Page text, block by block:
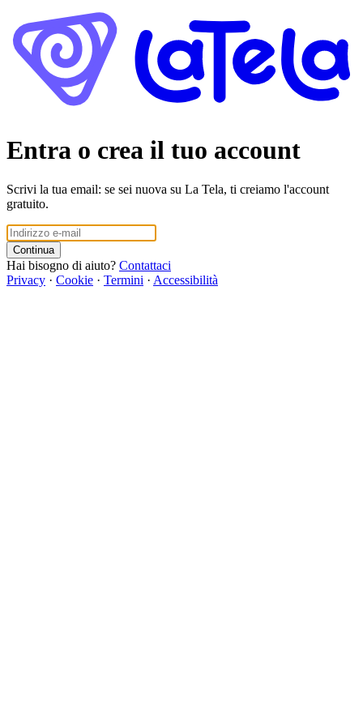
Entra o crea il tuo account
Scrivi la tua email: se sei nuova su La Tela, ti creiamo l'account
gratuito.
Continua
Hai bisogno di aiuto? Contattaci
Privacy · Cookie · Termini · Accessibilità